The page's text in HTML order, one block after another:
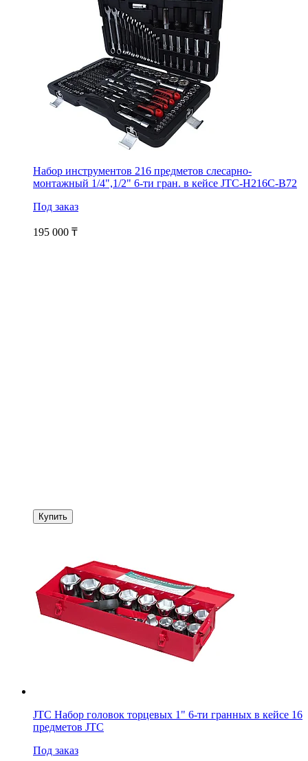
Набор инструментов 216 предметов слесарно-
монтажный 1/4",1/2" 6-ти гран. в кейсе JTC-H216C-B72
Под заказ
195 000 ₸
Купить
JTC Набор головок торцевых 1" 6-ти гранных в кейсе 16
предметов JTC
Под заказ